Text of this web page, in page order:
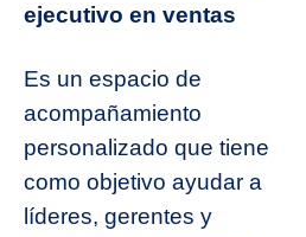
ejecutivo en ventas
Es un espacio de
acompañamiento
personalizado que tiene
como objetivo ayudar a
líderes, gerentes y